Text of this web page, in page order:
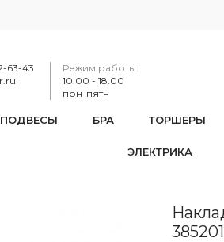
63-43
Режим работы:
10.00 - 18.00
пон-пятн
ПОДВЕСЫ БРА ТОРШЕРЫ
ЭЛЕКТРИКА